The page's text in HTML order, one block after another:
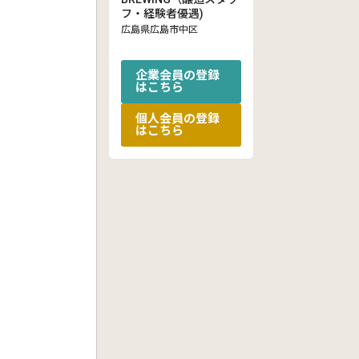
フ・経験者優遇)
広島県広島市中区
企業会員の登録
はこちら
個人会員の登録
はこちら